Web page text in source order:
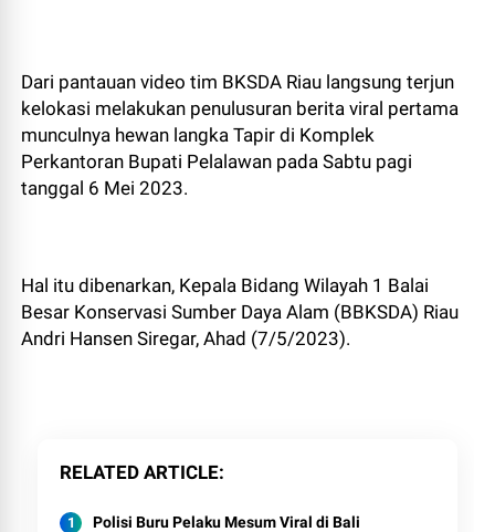
Dari pantauan video tim BKSDA Riau langsung terjun
kelokasi melakukan penulusuran berita viral pertama
munculnya hewan langka Tapir di Komplek
Perkantoran Bupati Pelalawan pada Sabtu pagi
tanggal 6 Mei 2023.
Hal itu dibenarkan, Kepala Bidang Wilayah 1 Balai
Besar Konservasi Sumber Daya Alam (BBKSDA) Riau
Andri Hansen Siregar, Ahad (7/5/2023).
RELATED ARTICLE
Polisi Buru Pelaku Mesum Viral di Bali